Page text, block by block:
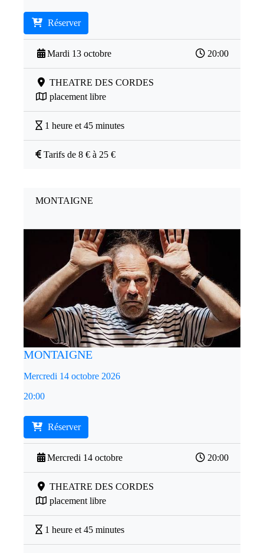
Réserver
Mardi 13 octobre 20:00
THEATRE DES CORDES
placement libre
1 heure et 45 minutes
Tarifs de 8 € à 25 €
MONTAIGNE
MONTAIGNE
Mercredi 14 octobre 2026
20:00
Réserver
Mercredi 14 octobre 20:00
THEATRE DES CORDES
placement libre
1 heure et 45 minutes